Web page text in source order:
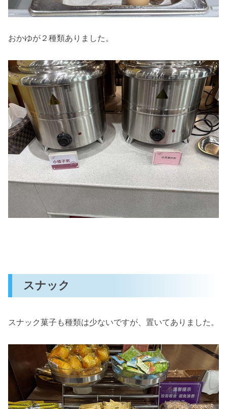
おかゆが２種類ありました。
スナック
スナック菓子も種類は少ないですが、置いてありました。